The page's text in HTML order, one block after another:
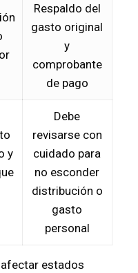
Respaldo del
gasto original
y
comprobante
de pago
y
Debe
revisarse con
cuidado para
no esconder
distribución o
gasto
personal
estados